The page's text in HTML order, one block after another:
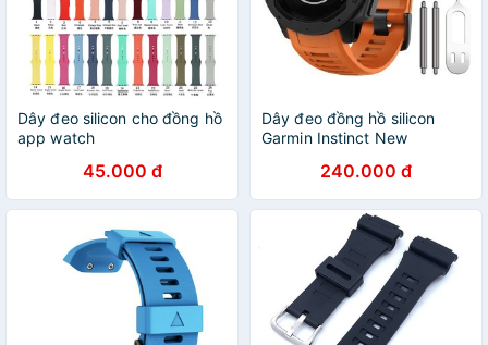
Dây đeo silicon cho đồng hồ
app watch
45.000 đ
Dây đeo đồng hồ silicon
Garmin Instinct New
240.000 đ